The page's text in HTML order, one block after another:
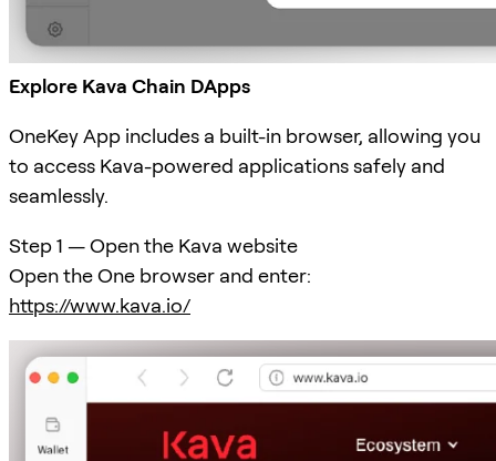
Explore Kava Chain DApps
OneKey App includes a built-in browser, allowing you
to access Kava-powered applications safely and
seamlessly.
Step 1 — Open the Kava website
Open the One browser and enter:
https://www.kava.io/